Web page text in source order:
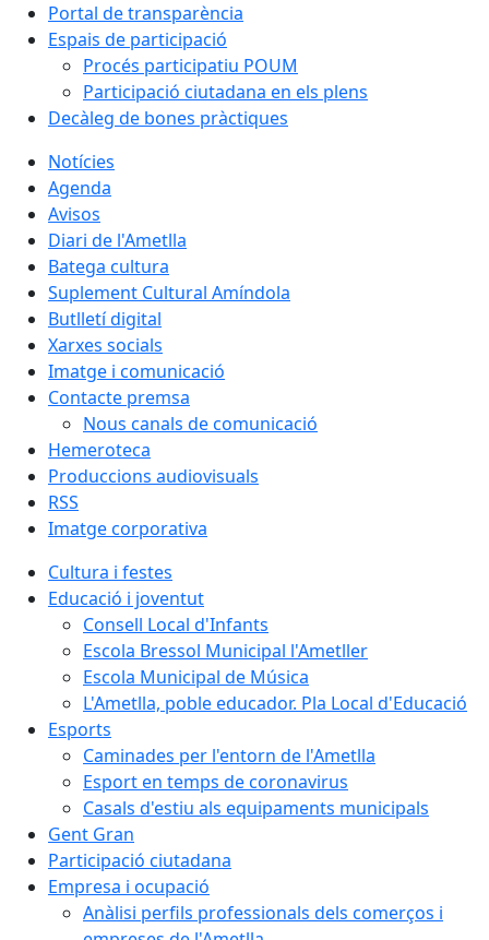
Portal de transparència
Espais de participació
Procés participatiu POUM
Participació ciutadana en els plens
Decàleg de bones pràctiques
Notícies
Agenda
Avisos
Diari de l'Ametlla
Batega cultura
Suplement Cultural Amíndola
Butlletí digital
Xarxes socials
Imatge i comunicació
Contacte premsa
Nous canals de comunicació
Hemeroteca
Produccions audiovisuals
RSS
Imatge corporativa
Cultura i festes
Educació i joventut
Consell Local d'Infants
Escola Bressol Municipal l'Ametller
Escola Municipal de Música
L'Ametlla, poble educador. Pla Local d'Educació
Esports
Caminades per l'entorn de l'Ametlla
Esport en temps de coronavirus
Casals d'estiu als equipaments municipals
Gent Gran
Participació ciutadana
Empresa i ocupació
Anàlisi perfils professionals dels comerços i